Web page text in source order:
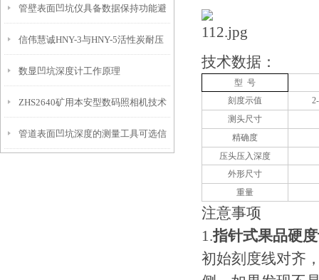
埋头度仪技术参数！
管壁表面凹坑仪具备数据保持功能避
免测试过程中测针移动导致数据变动
信伟慧诚HNY-3与HNY-5活性炭耐压
强度测定仪技术参数！
数显凹坑深度计工作原理
ZHS2640矿用本安型数码照相机技术
参数！
管道表面凹坑深度的测量工具可选信
技术数据：
型 号
刻度示值
测头尺寸
精确度
压头压入深度
外形尺寸
重量
注意事项
1.指针式果品硬
初始刻度线对齐